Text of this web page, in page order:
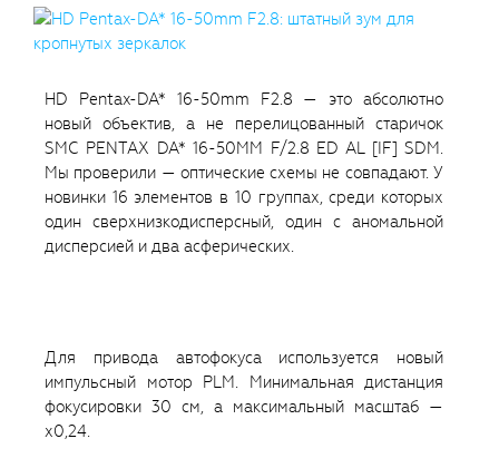
HD Pentax-DA* 16-50mm F2.8 — это абсолютно
новый объектив, а не перелицованный старичок
SMC PENTAX DA* 16-50MM F/2.8 ED AL [IF] SDM.
Мы проверили — оптические схемы не совпадают. У
новинки 16 элементов в 10 группах, среди которых
один сверхнизкодисперсный, один с аномальной
дисперсией и два асферических.
Для привода автофокуса используется новый
импульсный мотор PLM. Минимальная дистанция
фокусировки 30 см, а максимальный масштаб —
х0,24.